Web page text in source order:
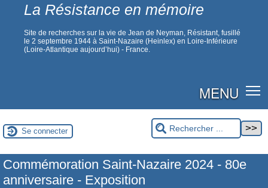
La Résistance en mémoire
Site de recherches sur la vie de Jean de Neyman, Résistant, fusillé
le 2 septembre 1944 à Saint-Nazaire (Heinlex) en Loire-Inférieure
(Loire-Atlantique aujourd’hui) - France.
MENU
Se connecter
Commémoration Saint-Nazaire 2024 - 80e
anniversaire - Exposition